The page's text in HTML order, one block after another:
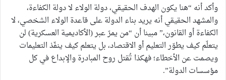
وأكد أنه “هنا يكون الهدف الحقيقي، دولة الولاء لا دولة الكفاءة،
والمشهد الحقيقي أنه يريد بناء الدولة على قاعدة الولاء الشخصي، لا
الكفاءة أو القانون،” مبينا أن “من يمرّ عبر (الأكاديمية العسكرية) لن
يتعلّم كيف يطوّر التعليم أو الاقتصاد، بل يتعلم كيف ينفّذ التعليمات
ويصمت عن الأخطاء؛ فهكذا تُقتل روح المبادرة والإبداع في كل
مؤسسات الدولة”.